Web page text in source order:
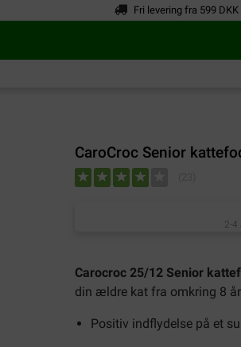
Fri levering fra 599 DKK
CaroCroc Senior
2-4
Carocroc 25/12 Senior
din ældre kat fra omkring 8
Positiv indflydelse på et